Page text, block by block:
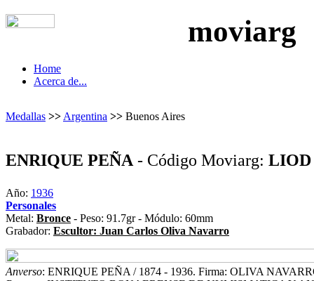
moviarg
Home
Acerca de...
Medallas >> Argentina >> Buenos Aires
ENRIQUE PEÑA - Código Moviarg: LIOD
Año: 1936
Personales
Metal: Bronce - Peso: 91.7gr - Módulo: 60mm
Grabador: Escultor: Juan Carlos Oliva Navarro
Anverso: ENRIQUE PEÑA / 1874 - 1936. Firma: OLIVA